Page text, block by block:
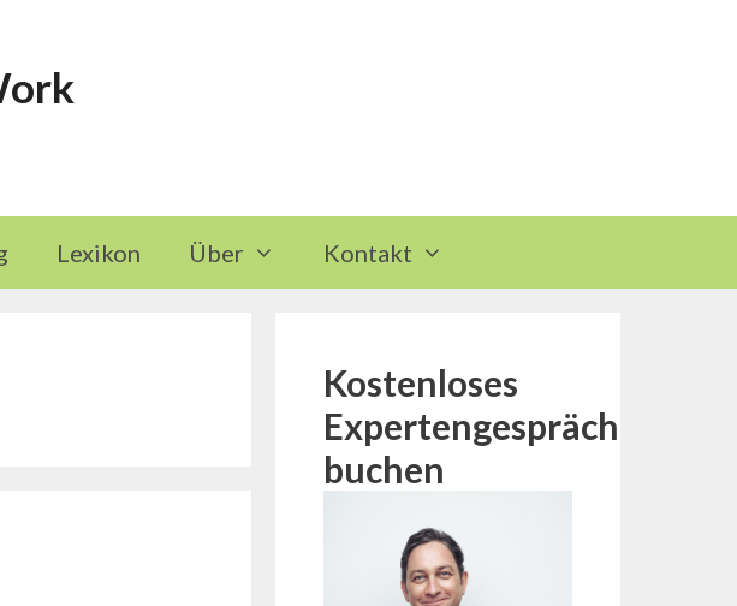
Lexikon Über Kontakt
Kostenloses
Expertengespräch
buchen